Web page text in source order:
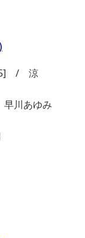
/ 涼
川あゆみ